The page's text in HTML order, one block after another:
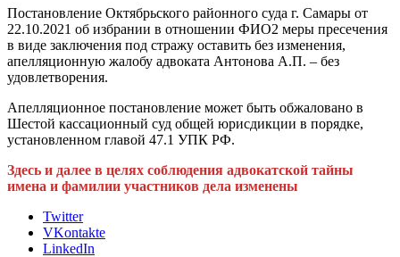
Постановление Октябрьского районного суда г. Самары от
22.10.2021 об избрании в отношении ФИО2 меры пресечения
в виде заключения под стражу оставить без изменения,
апелляционную жалобу адвоката Антонова А.П. – без
удовлетворения.
Апелляционное постановление может быть обжаловано в
Шестой кассационный суд общей юрисдикции в порядке,
установленном главой 47.1 УПК РФ.
Здесь и далее в целях соблюдения адвокатской тайны
имена и фамилии участников дела изменены
Twitter
VKontakte
LinkedIn